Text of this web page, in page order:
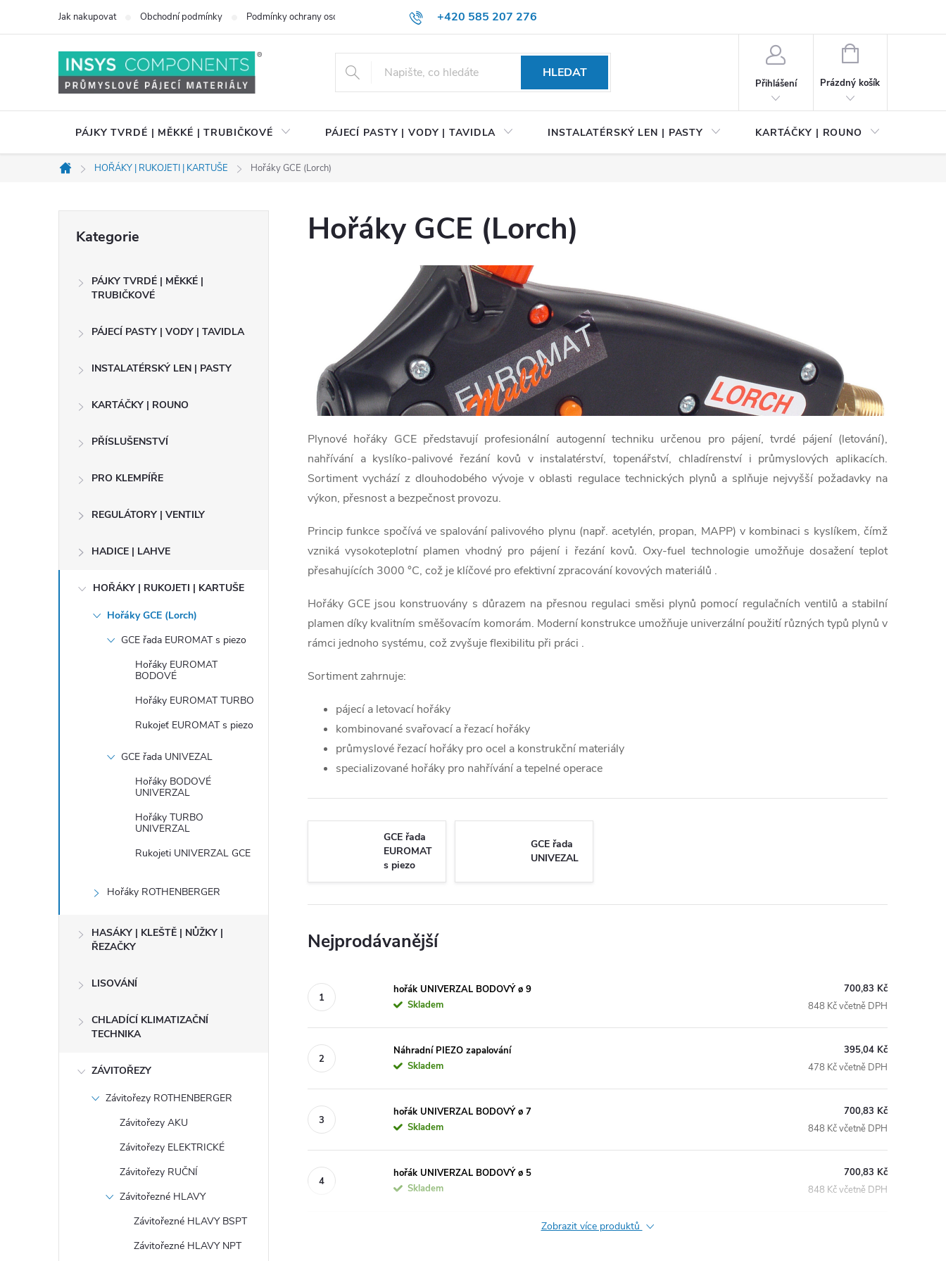
+420 585 207 276
Jak nakupovat Obchodní podmínky Podmínky ochrany osobních údajů
HLEDAT
Přihlášení
NÁKUPNÍ
Prázdný košík
PÁJKY TVRDÉ | MĚKKÉ | TRUBIČKOVÉ PÁJECÍ PASTY | VODY | TAVIDLA INSTALATÉRSKÝ LEN | PASTY KARTÁČKY | ROUNO
Domů
HOŘÁKY | RUKOJETI | KARTUŠE Hořáky GCE (Lorch)
a
kategorie
Kategorie
PÁJKY TVRDÉ | MĚKKÉ |
TRUBIČKOVÉ
PÁJECÍ PASTY | VODY | TAVIDLA
INSTALATÉRSKÝ LEN | PASTY
KARTÁČKY | ROUNO
PŘÍSLUŠENSTVÍ
PRO KLEMPÍŘE
REGULÁTORY | VENTILY
HADICE | LAHVE
HOŘÁKY | RUKOJETI | KARTUŠE
Hořáky GCE (Lorch)
GCE řada EUROMAT s piezo
Hořáky EUROMAT
BODOVÉ
Hořáky EUROMAT TURBO
Rukojeť EUROMAT s piezo
GCE řada UNIVEZAL
Hořáky BODOVÉ
UNIVERZAL
Hořáky TURBO
UNIVERZAL
Rukojeti UNIVERZAL GCE
Hořáky ROTHENBERGER
HASÁKY | KLEŠTĚ | NŮŽKY |
ŘEZAČKY
LISOVÁNÍ
CHLADÍCÍ KLIMATIZAČNÍ
TECHNIKA
ZÁVITOŘEZY
Závitořezy ROTHENBERGER
Závitořezy AKU
Závitořezy ELEKTRICKÉ
Závitořezy RUČNÍ
Závitořezné HLAVY
Závitořezné HLAVY BSPT
Závitořezné HLAVY NPT
Hořáky GCE (Lorch)
Plynové hořáky GCE představují profesionální autogenní techniku určenou pro pájení, tvrdé pájení (letování),
nahřívání a kyslíko-palivové řezání kovů v instalatérství, topenářství, chladírenství i průmyslových aplikacích.
Sortiment vychází z dlouhodobého vývoje v oblasti regulace technických plynů a splňuje nejvyšší požadavky na
výkon, přesnost a bezpečnost provozu.
Princip funkce spočívá ve spalování palivového plynu (např. acetylén, propan, MAPP) v kombinaci s kyslíkem, čímž
vzniká vysokoteplotní plamen vhodný pro pájení i řezání kovů. Oxy-fuel technologie umožňuje dosažení teplot
přesahujících 3000 °C, což je klíčové pro efektivní zpracování kovových materiálů .
Hořáky GCE jsou konstruovány s důrazem na přesnou regulaci směsi plynů pomocí regulačních ventilů a stabilní
plamen díky kvalitním směšovacím komorám. Moderní konstrukce umožňuje univerzální použití různých typů plynů v
rámci jednoho systému, což zvyšuje flexibilitu při práci .
Sortiment zahrnuje:
pájecí a letovací hořáky
kombinované svařovací a řezací hořáky
průmyslové řezací hořáky pro ocel a konstrukční materiály
specializované hořáky pro nahřívání a tepelné operace
GCE řada
EUROMAT
s piezo
GCE řada
UNIVEZAL
Nejprodávanější
hořák UNIVERZAL BODOVÝ ø 9
Skladem
700,83 Kč
848 Kč včetně DPH
Náhradní PIEZO zapalování
Skladem
395,04 Kč
478 Kč včetně DPH
hořák UNIVERZAL BODOVÝ ø 7
Skladem
700,83 Kč
848 Kč včetně DPH
hořák UNIVERZAL BODOVÝ ø 5
Skladem
700,83 Kč
848 Kč včetně DPH
Zobrazit více produktů